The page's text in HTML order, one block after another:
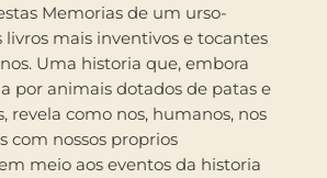
Memorias de um urso-
livros mais inventivos e tocantes
Uma historia que, embora
por animais dotados de patas e
revela como nos, humanos, nos
com nossos proprios
meio aos eventos da historia